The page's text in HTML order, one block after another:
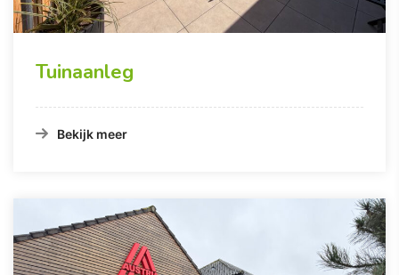
Tuinaanleg
Bekijk meer